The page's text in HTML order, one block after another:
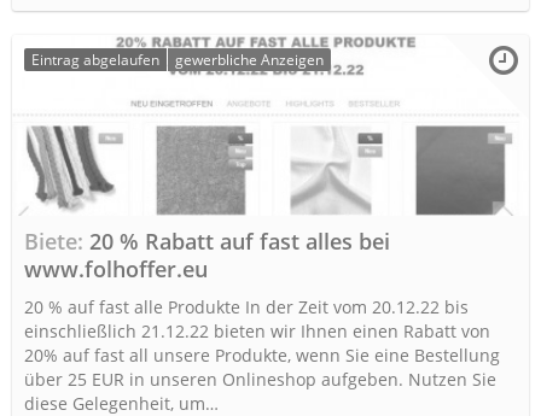
Eintrag abgelaufen gewerbliche Anzeigen
Biete 20 % Rabatt auf fast alles bei
www.folhoffer.eu
20 % auf fast alle Produkte In der Zeit vom 20.12.22 bis
einschließlich 21.12.22 bieten wir Ihnen einen Rabatt von
20% auf fast all unsere Produkte, wenn Sie eine Bestellung
über 25 EUR in unseren Onlineshop aufgeben. Nutzen Sie
diese Gelegenheit, um…